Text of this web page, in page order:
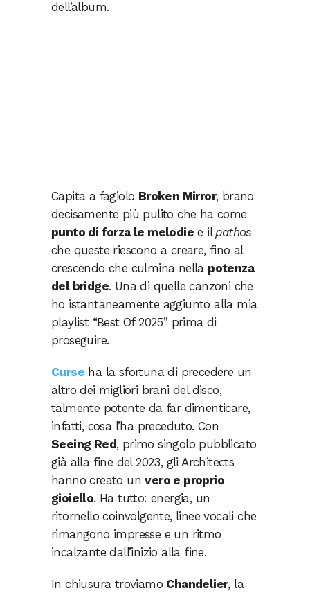
dell’album.
Capita a fagiolo Broken Mirror, brano
decisamente più pulito che ha come
punto di forza le melodie e ilpathos
che queste riescono a creare, fino al
crescendo che culmina nella potenza
del bridge. Una di quelle canzoni che
ho istantaneamente aggiunto alla mia
playlist “Best Of 2025” prima di
proseguire.
Curse ha la sfortuna di precedere un
altro dei migliori brani del disco,
talmente potente da far dimenticare,
infatti, cosa l’ha preceduto. Con
Seeing Red , primo singolo pubblicato
già alla fine del 2023, gli Architects
hanno creato unvero e proprio
gioiello. Ha tutto: energia, un
ritornello coinvolgente, linee vocali che
rimangono impresse e un ritmo
incalzante dall’inizio alla fine.
In chiusura troviamo Chandelier, la